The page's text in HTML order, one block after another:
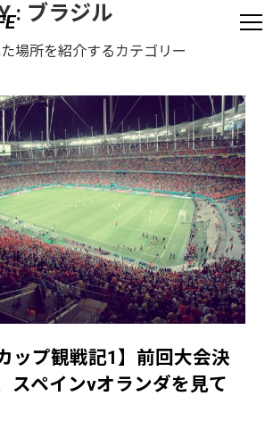
: ブラジル
場所を紹介するカテゴリー
ップ観戦記1】前回大会決
スペインvオランダを見て